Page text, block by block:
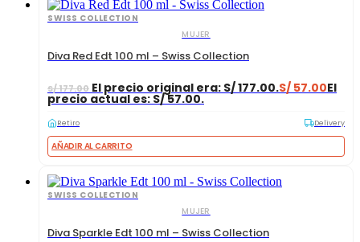
SWISS COLLECTION
MUJER
Diva Red Edt 100 ml – Swiss Collection
S/177.00 El precio original era: S/ 177.00.S/ 57.00El
precio actual es: S/ 57.00.
Retiro Delivery
AÑADIR AL CARRITO
SWISS COLLECTION
MUJER
Diva Sparkle Edt 100 ml – Swiss Collection